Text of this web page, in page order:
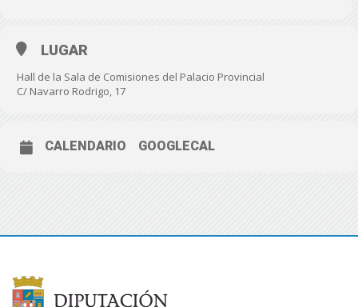
LUGAR
Hall de la Sala de Comisiones del Palacio Provincial
C/ Navarro Rodrigo, 17
CALENDARIO GOOGLECAL